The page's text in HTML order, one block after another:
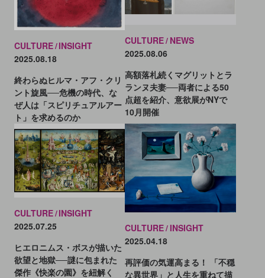
CULTURE INSIGHT
2025.08.18
終わらぬヒルマ・アフ・クリ
ント旋風──危機の時代、な
ぜ人は「スピリチュアルアー
ト」を求めるのか
CULTURE NEWS
2025.08.06
高額落札続くマグリットとラ
ランヌ夫妻──両者による50
点超を紹介、意欲展がNYで
10月開催
CULTURE INSIGHT
2025.07.25
ヒエロニムス・ボスが描いた
欲望と地獄──謎に包まれた
傑作《快楽の園》を紐解く
CULTURE INSIGHT
2025.04.18
再評価の気運高まる！ 「不穏
な異世界」と人生を重ねて描